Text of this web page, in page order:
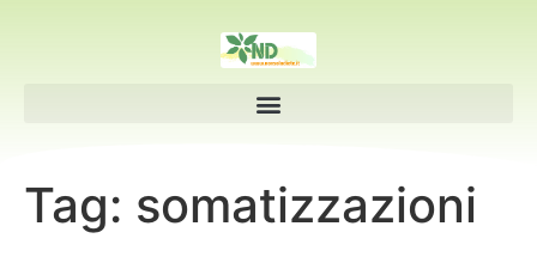
Tag: somatizzazioni